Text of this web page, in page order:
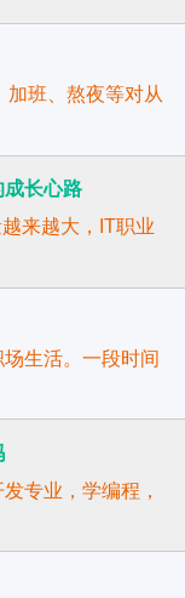
加班、熬夜等对从
长心路
来越大，IT职业
生活。一段时间
专业，学编程，